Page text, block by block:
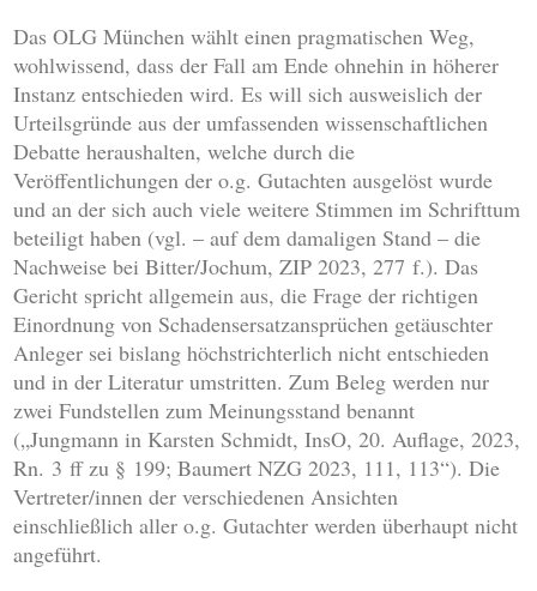
Das OLG München wählt einen pragmatischen Weg,
wohlwissend, dass der Fall am Ende ohnehin in höherer
Instanz entschieden wird. Es will sich ausweislich der
Urteilsgründe aus der umfassenden wissenschaftlichen
Debatte heraushalten, welche durch die
Veröffentlichungen der o.g. Gutachten ausgelöst wurde
und an der sich auch viele weitere Stimmen im Schrifttum
beteiligt haben (vgl. – auf dem damaligen Stand – die
Nachweise bei Bitter/Jochum, ZIP 2023, 277 f.). Das
Gericht spricht allgemein aus, die Frage der richtigen
Einordnung von Schadensersatzansprüchen getäuschter
Anleger sei bislang höchstrichterlich nicht entschieden
und in der Literatur umstritten. Zum Beleg werden nur
zwei Fundstellen zum Meinungsstand benannt
(„Jungmann in Karsten Schmidt, InsO, 20. Auflage, 2023,
Rn. 3 ff zu § 199; Baumert NZG 2023, 111, 113“). Die
Vertreter/innen der verschiedenen Ansichten
einschließlich aller o.g. Gutachter werden überhaupt nicht
angeführt.